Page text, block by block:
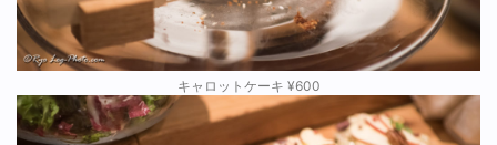
キャロットケーキ ¥600